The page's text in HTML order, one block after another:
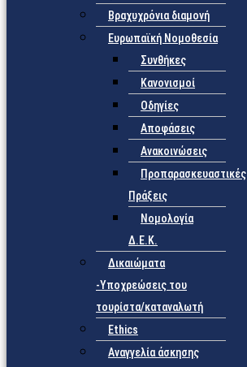
Βραχυχρόνια διαμονή
Ευρωπαϊκή Νομοθεσία
Συνθήκες
Κανονισμοί
Οδηγίες
Αποφάσεις
Ανακοινώσεις
Προπαρασκευαστικές
Πράξεις
Νομολογία
Δ.Ε.Κ.
Δικαιώματα
-Υποχρεώσεις του
τουρίστα/καταναλωτή
Ethics
Αναγγελία άσκησης